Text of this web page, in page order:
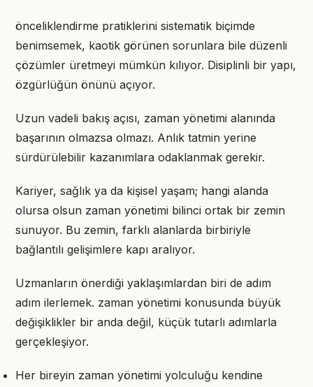
önceliklendirme pratiklerini sistematik biçimde
benimsemek, kaotik görünen sorunlara bile düzenli
çözümler üretmeyi mümkün kılıyor. Disiplinli bir yapı,
özgürlüğün önünü açıyor.
Uzun vadeli bakış açısı, zaman yönetimi alanında
başarının olmazsa olmazı. Anlık tatmin yerine
sürdürülebilir kazanımlara odaklanmak gerekir.
Kariyer, sağlık ya da kişisel yaşam; hangi alanda
olursa olsun zaman yönetimi bilinci ortak bir zemin
sunuyor. Bu zemin, farklı alanlarda birbiriyle
bağlantılı gelişimlere kapı aralıyor.
Uzmanların önerdiği yaklaşımlardan biri de adım
adım ilerlemek. zaman yönetimi konusunda büyük
değişiklikler bir anda değil, küçük tutarlı adımlarla
gerçekleşiyor.
Her bireyin zaman yönetimi yolculuğu kendine